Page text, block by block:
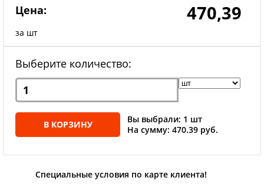
Цена:
за шт
470,39
Выберите количество:
В КОРЗИНУ
Вы выбрали: 1 шт
На сумму: 470.39 руб.
Специальные условия по карте клиента!